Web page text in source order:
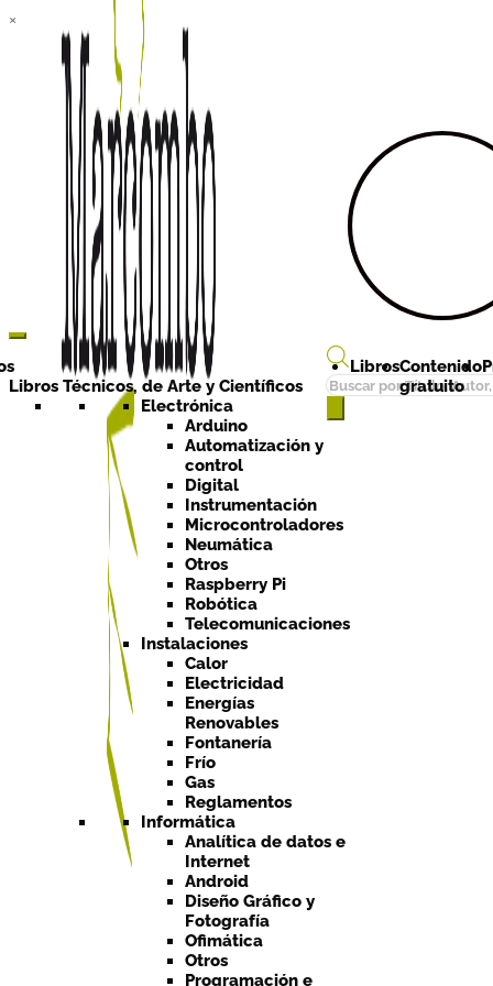
×
Búsqueda
de
Libros Técnicos, de Arte y Científicos
Electrónica
Arduino
Automatización y
control
Digital
Instrumentación
Microcontroladores
Neumática
Otros
Raspberry Pi
Robótica
Telecomunicaciones
Instalaciones
Calor
Electricidad
Energías
Renovables
Fontanería
Frío
Gas
Reglamentos
Informática
Analítica de datos e
Internet
Android
Diseño Gráfico y
Fotografía
Ofimática
Otros
Programación e
LibrosContenido
gratuito